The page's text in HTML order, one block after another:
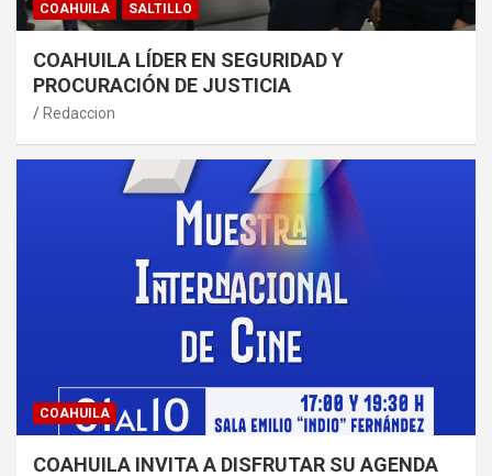
COAHUILA SALTILLO
COAHUILA LÍDER EN SEGURIDAD Y
PROCURACIÓN DE JUSTICIA
Redaccion
COAHUILA
COAHUILA INVITA A DISFRUTAR SU AGENDA